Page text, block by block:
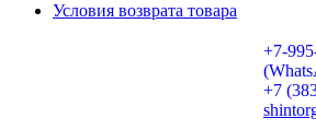
Условия возврата товара
+7-
+7